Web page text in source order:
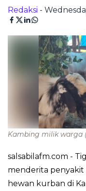
Redaksi -
Kambing milik warga
salsabilafm.com -
menderita
hewan kurban di